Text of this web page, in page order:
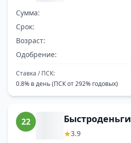
Сумма:
Срок:
Возраст:
Одобрение:
Ставка / ПСК:
0.8% в день (ПСК от 292% годовых)
22 Быстроденьги
★3.9